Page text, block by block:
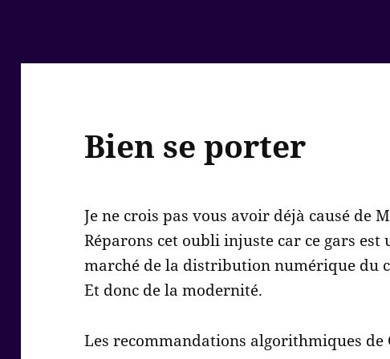
Bien se porter
Je ne crois pas vous avoir déjà causé de
Réparons cet oubli injuste car ce gars est
marché de la distribution numérique du
Et donc de la modernité.
Les recommandations algorithmiques de